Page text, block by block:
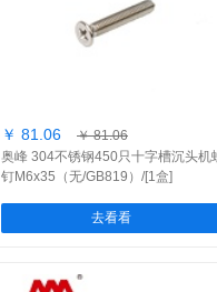
￥ 81.06
￥ 81.06
奥峰 304不锈钢450只十字槽沉头机
钉M6x35（无/GB819）/[1盒]
去看看